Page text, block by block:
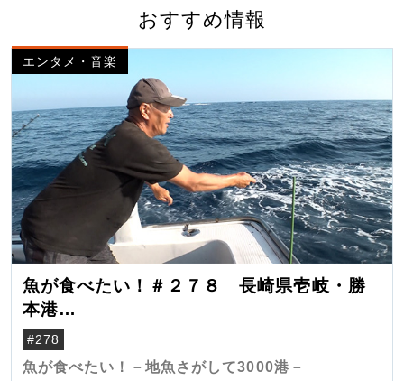
おすすめ情報
エンタメ・音楽
魚が食べたい！＃２７８ 長崎県壱岐・勝
本港
（クロマグロ）
#278
魚が食べたい！－地魚さがして3000港－